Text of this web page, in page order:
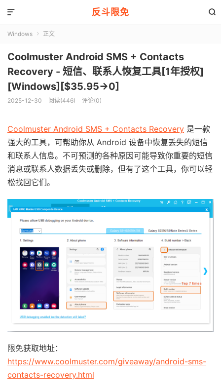
反斗限免 

Windows  正文
Coolmuster Android SMS + Contacts
Recovery - 短信、联系人恢复工具[1年授权]
[Windows][$35.95→0]
2025-12-30 阅读(446) 评论(0)
Coolmuster Android SMS + Contacts Recovery 是一款
强大的工具，可帮助你从 Android 设备中恢复丢失的短信
和联系人信息。不可预测的各种原因可能导致你重要的短信
消息或联系人数据丢失或删除，但有了这个工具，你可以轻
松找回它们。
限免获取地址：
https://www.coolmuster.com/giveaway/android-sms-
contacts-recovery.html